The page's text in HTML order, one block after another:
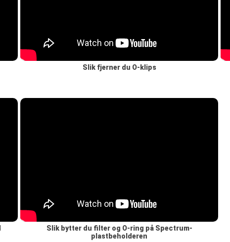
Slik fjerner du O-klips
Slik bytter du filter og O-ring på Spectrum-
plastbeholderen